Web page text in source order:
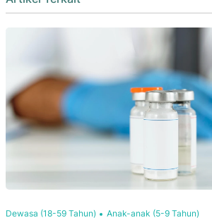
Dewasa (18-59 Tahun) Anak-anak (5-9 Tahun)